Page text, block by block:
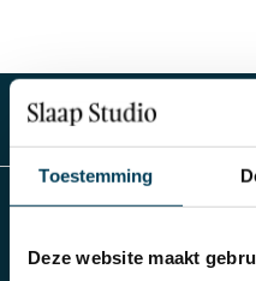
Toestemming
Deze website maakt
Slaap Studio